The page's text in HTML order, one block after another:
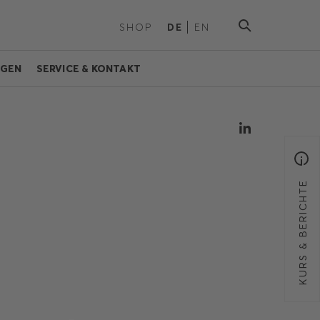
KURS & BERICHTE
SHOP DE EN
SERVICE & KONTAKT